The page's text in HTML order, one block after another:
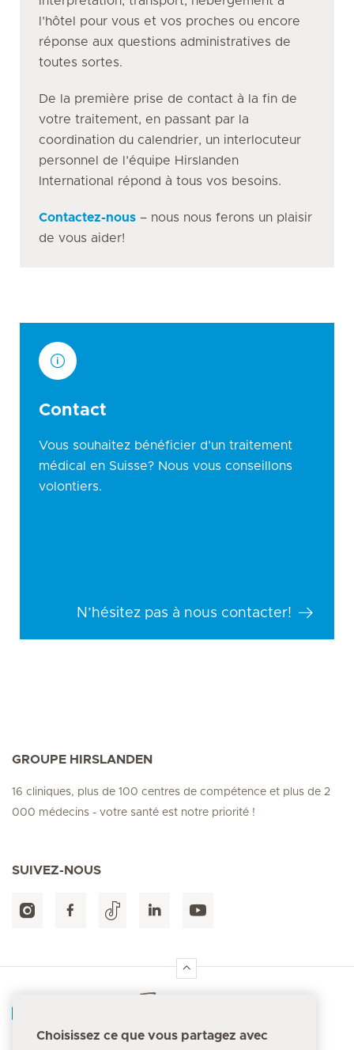
l’hôtel pour vous et vos proches ou encore
réponse aux questions administratives de
toutes sortes.
De la première prise de contact à la fin de
votre traitement, en passant par la
coordination du calendrier, un interlocuteur
personnel de l’équipe Hirslanden
International répond à tous vos besoins.
Contactez-nous – nous nous ferons un plaisir
de vous aider!
Contact
Vous souhaitez bénéficier d’un traitement
médical en Suisse? Nous vous conseillons
volontiers.
N’hésitez pas à nous contacter!
GROUPE HIRSLANDEN
16 cliniques, plus de 100 centres de compétence et plus de 2
000 médecins - votre santé est notre priorité !
SUIVEZ-NOUS
Choisissez ce que vous partagez avec